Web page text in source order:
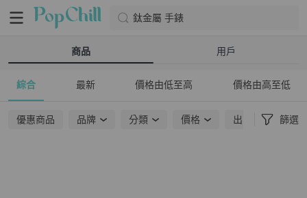
鈦金屬 手錶
商品 用戶
綜合 最新 價格由低至高 價格由高至低
優惠商品 品牌 分類 價格 出貨地點 篩選